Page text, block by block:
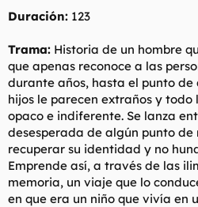
Duración: 123
Trama: Historia de un hombre
que apenas reconoce a las
durante años, hasta el punto de
hijos le parecen extraños y
opaco e indiferente. Se lanza
desesperada de algún punto
recuperar su identidad y no
Emprende así, a través de las
memoria, un viaje que lo
en que era un niño que vivía en